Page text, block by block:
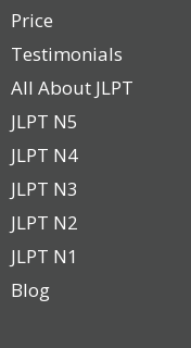
Price
Testimonials
All About JLPT
JLPT N5
JLPT N4
JLPT N3
JLPT N2
JLPT N1
Blog